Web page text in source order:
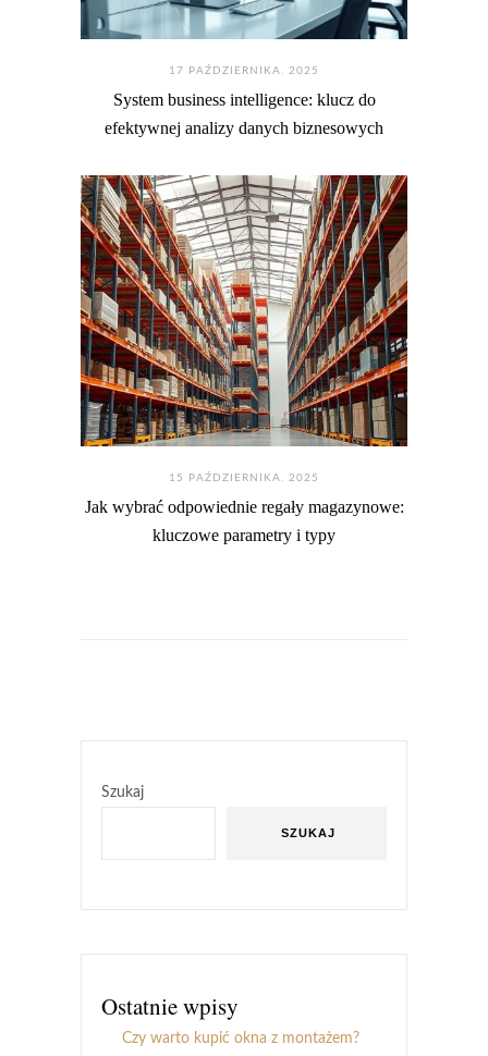
17 PAŹDZIERNIKA. 2025
System business intelligence: klucz do
efektywnej analizy danych biznesowych
15 PAŹDZIERNIKA. 2025
Jak wybrać odpowiednie regały magazynowe:
kluczowe parametry i typy
Szukaj
SZUKAJ
Ostatnie wpisy
Czy warto kupić okna z montażem?